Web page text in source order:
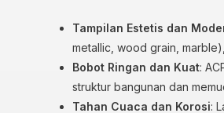
Tampilan Estetis dan
metallic, wood grain,
Bobot Ringan dan Kuat:
struktur bangunan dan
Tahan Cuaca dan Korosi: